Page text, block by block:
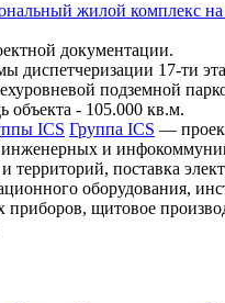
жилой комплекс
документации.
диспетчеризации 17-ти
подземной
объекта - 105.000 кв.м.
Группа ICS —
инженерных и
территорий, поставка
оборудования,
приборов, щитовое